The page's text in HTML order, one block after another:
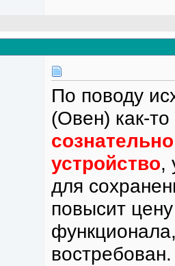
По поводу
(Овен) как-
устройство,
для
повысит
востребован.